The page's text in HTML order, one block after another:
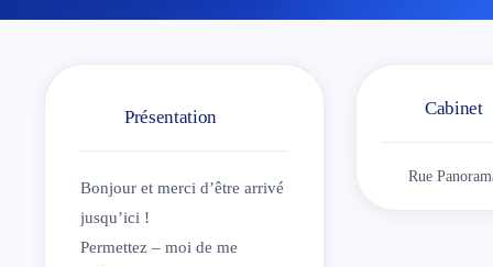
Présentation
Bonjour et merci d’être arrivé
jusqu’ici !
Permettez – moi de me
Cabinet
Rue